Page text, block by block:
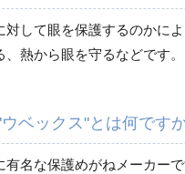
対して眼を保護するのかに
、熱から眼を守るなどです。
ベックス"とは何ですか
有名な保護めがねメーカー